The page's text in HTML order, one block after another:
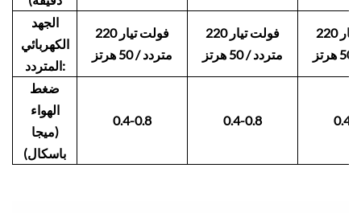
الجهد
الكهربائي
المتردد:
220 فولت تيار
متردد / 50 هرتز
220 فولت تيار
متردد / 50 هرتز
220 فولت تيار
ضغط
الهواء
(ميجا
باسكال)
0.4-0.8 0.4-0.8 0.4-